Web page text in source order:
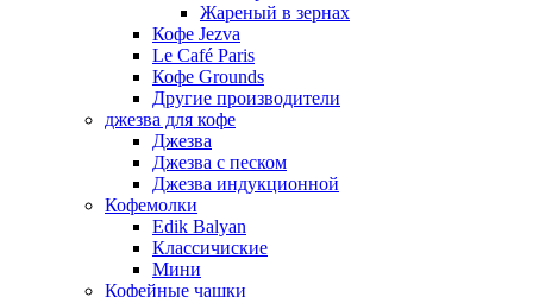
Жареный в зернах
Кофе Jezva
Le Café Paris
Кофе Grounds
Другие производители
джезва для кофе
Джезва
Джезва с песком
Джезва индукционной
Кофемолки
Edik Balyan
Классичиские
Мини
Кофейные чашки